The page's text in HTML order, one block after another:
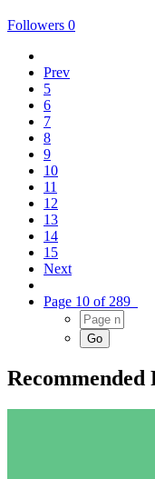
Followers 0
Prev
5
6
7
8
9
10
11
12
13
14
15
Next
Page 10 of 289
Recommended